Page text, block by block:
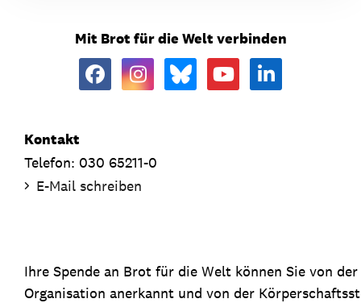
Mit Brot für die Welt verbinden
Kontakt
Telefon: 030 65211-0
E-Mail schreiben
Ihre Spende an Brot für die Welt können Sie von
Organisation anerkannt und von der